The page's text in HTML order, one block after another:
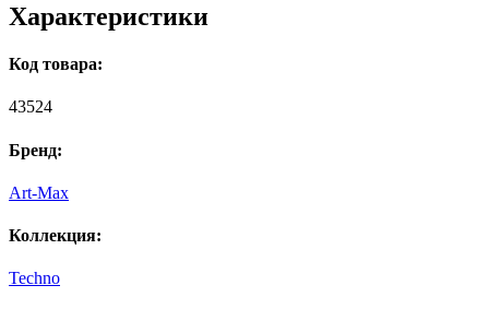
Характеристики
Код товара:
43524
Бренд:
Art-Max
Коллекция:
Techno